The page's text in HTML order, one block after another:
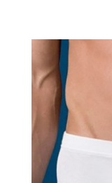
variantes.
Las
opciones
pueden
elegir